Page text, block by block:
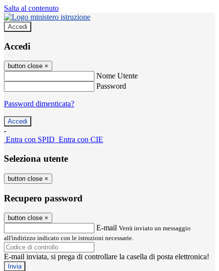
Salta al contenuto
Accedi
Accedi
button close ×
Nome Utente
Password
Password dimenticata?
-
Entra con SPID Entra con CIE
Seleziona utente
button close ×
Recupero password
button close ×
E-mail Verrà inviato un messaggio
all'indirizzo indicato con le istruzioni necessarie.
E-mail inviata, si prega di controllare la casella di posta elettronica!